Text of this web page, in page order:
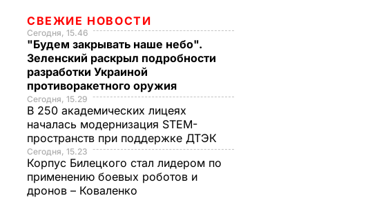
СВЕЖИЕ НОВОСТИ
Сегодня, 15.46
"Будем закрывать наше небо".
Зеленский раскрыл подробности
разработки Украиной
противоракетного оружия
Сегодня, 15.29
В 250 академических лицеях
началась модернизация STEM-
пространств при поддержке ДТЭК​
Сегодня, 15.23
Корпус Билецкого стал лидером по
применению боевых роботов и
дронов – Коваленко